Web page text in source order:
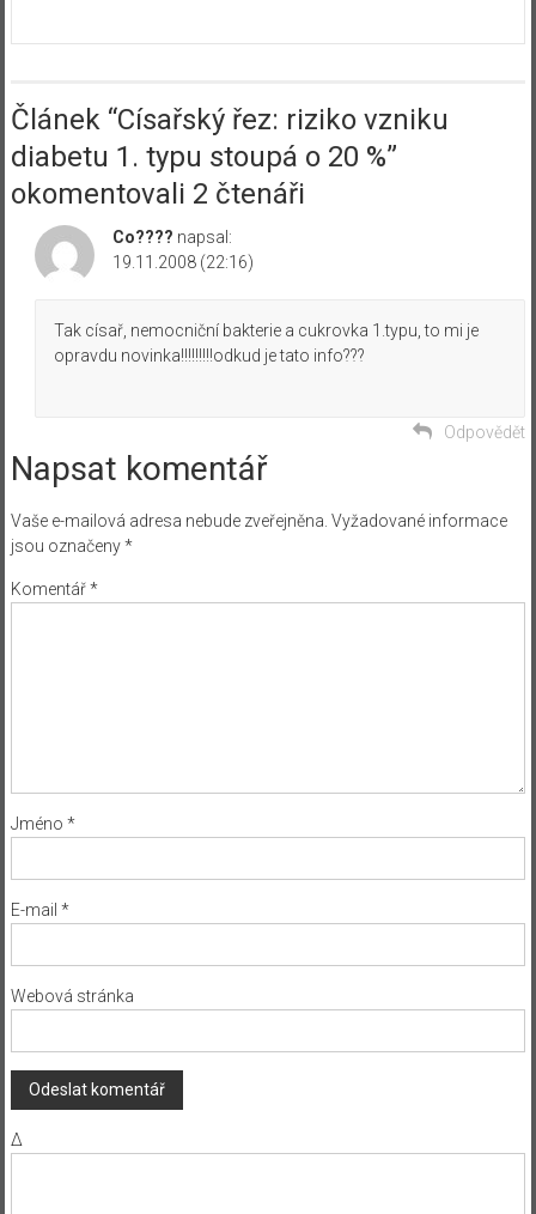
Článek “Císařský řez: riziko vzniku
diabetu 1. typu stoupá o 20 %”
okomentovali 2 čtenáři
Co???? napsal:
19.11.2008 (22:16)
Tak císař, nemocniční bakterie a cukrovka 1.typu, to mi je
opravdu novinka!!!!!!!!!odkud je tato info???
Odpovědět
Napsat komentář
Vaše e-mailová adresa nebude zveřejněna. Vyžadované informace
jsou označeny*
Komentář*
Jméno *
E-mail *
Webová stránka
Δ